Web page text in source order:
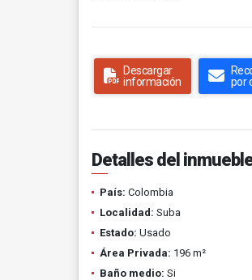
Descargar
información
por
Detalles del
País: Colombia
Localidad: Suba
Estado: Usado
Área Privada: 196 m²
Baño medio: Si